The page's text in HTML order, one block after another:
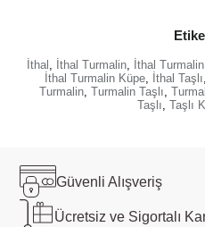
İthal İthal Turmalin İthal Turmalin
İthal Turmalin Küpe İthal Taşlı
Turmalin Turmalin Taşlı
Taşlı Taşlı
Güvenli Alışveriş
Ücretsiz ve Sigortalı